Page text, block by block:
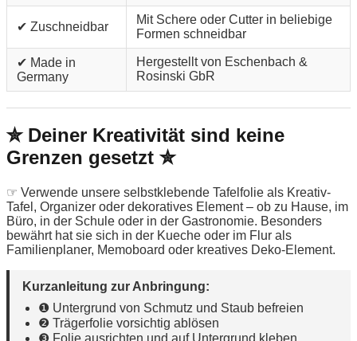
✔ Zuschneidbar
Mit Schere oder Cutter in beliebige
Formen schneidbar
✔ Made in
Germany
Hergestellt von Eschenbach &
Rosinski GbR
✮ Deiner Kreativität sind keine
Grenzen gesetzt ✮
☞ Verwende unsere selbstklebende Tafelfolie als Kreativ-
Tafel, Organizer oder dekoratives Element – ob zu Hause, im
Büro, in der Schule oder in der Gastronomie. Besonders
bewährt hat sie sich in der Kueche oder im Flur als
Familienplaner, Memoboard oder kreatives Deko-Element.
Kurzanleitung zur Anbringung:
❶ Untergrund von Schmutz und Staub befreien
❷ Trägerfolie vorsichtig ablösen
❸ Folie ausrichten und auf Untergrund kleben